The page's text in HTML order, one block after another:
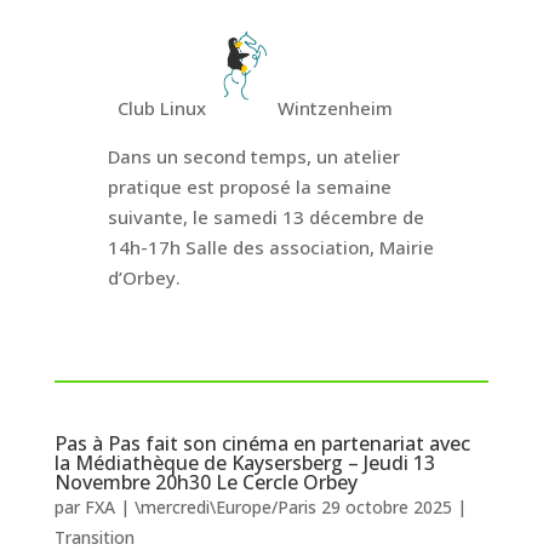
Club Linux
Wintzenheim
Dans un second temps, un atelier
pratique est proposé la semaine
suivante, le samedi 13 décembre de
14h-17h Salle des association, Mairie
d’Orbey.
Pas à Pas fait son cinéma en partenariat avec
la Médiathèque de Kaysersberg – Jeudi 13
Novembre 20h30 Le Cercle Orbey
par FXA| \mercredi\Europe/Paris 29 octobre 2025 |
Transition